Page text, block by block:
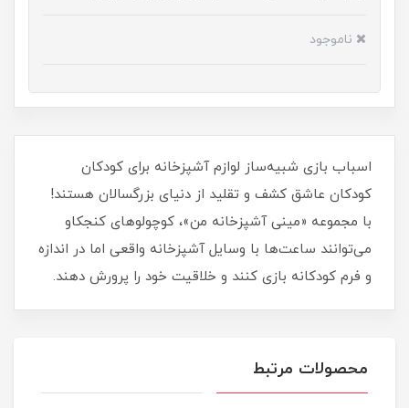
ناموجود
اسباب بازی شبیه‌ساز لوازم آشپزخانه برای کودکان
کودکان عاشق کشف و تقلید از دنیای بزرگسالان هستند!
با مجموعه «مینی آشپزخانه من»، کوچولوهای کنجکاو
می‌توانند ساعت‌ها با وسایل آشپزخانه واقعی اما در اندازه
و فرم کودکانه بازی کنند و خلاقیت خود را پرورش دهند.
محصولات مرتبط